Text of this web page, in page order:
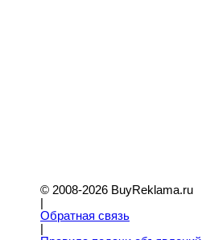
© 2008-2026 BuyReklama.ru
Обратная связь